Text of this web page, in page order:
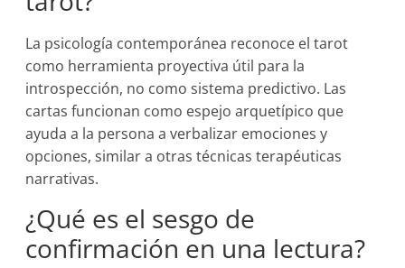
La psicología contemporánea reconoce el tarot
como herramienta proyectiva útil para la
introspección, no como sistema predictivo. Las
cartas funcionan como espejo arquetípico que
ayuda a la persona a verbalizar emociones y
opciones, similar a otras técnicas terapéuticas
narrativas.
¿Qué es el sesgo de
confirmación en una lectura?